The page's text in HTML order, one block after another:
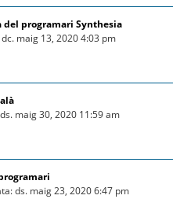
del programari Synthesia
maig 13, 2020 4:03 pm
maig 30, 2020 11:59 am
ds. maig 23, 2020 6:47 pm